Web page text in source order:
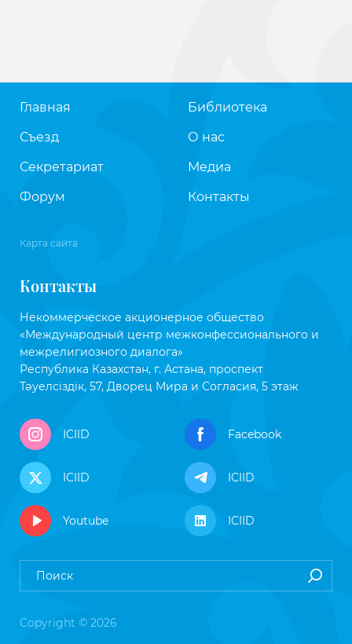
Главная
Съезд
Секретариат
Форум
Библиотека
О нас
Медиа
Контакты
Карта сайта
Контакты
Некоммерческое акционерное общество
«Международный центр межконфессионального и
межрелигиозного диалога»
Республика Казахстан, г. Астана, проспект
Тәуелсіздік, 57, Дворец Мира и Согласия, 5 этаж
ICIID Facebook
ICIID ICIID
Youtube ICIID
Copyright © 2026